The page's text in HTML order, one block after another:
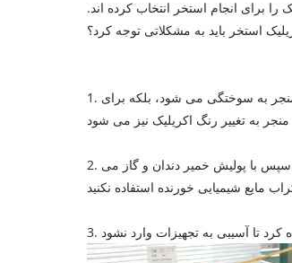
برای انجام استخر انتخاب کرده اند.
استخر باید به مشکلاتی توجه کرد؟
1. دمای آب در گردش نباید بیشتر از 40 درجه سانتیگراد باشد. حتما ابتدا آب سرد و سپس آب گرم بریزید، مطلقاً مستقیماً آب گرم را به آن اضافه نکنید، زیرا نه تنها منجر به سوختگی می شود، بلکه برای
آسیب محل پولیش می شود و سپس با پولیش خمیر دندان و گاز می